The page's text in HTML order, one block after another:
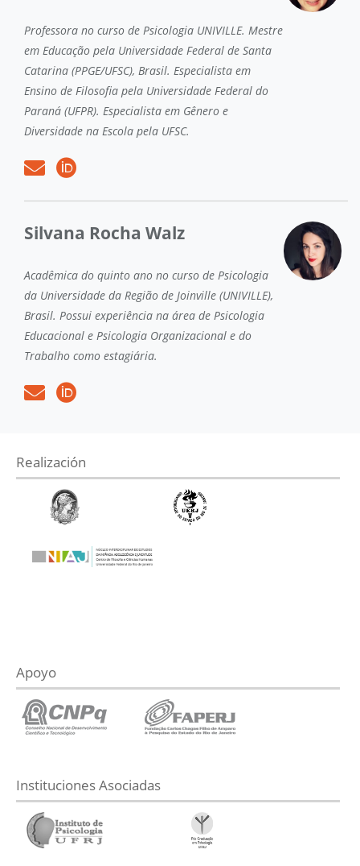
Professora no curso de Psicologia UNIVILLE. Mestre
em Educação pela Universidade Federal de Santa
Catarina (PPGE/UFSC), Brasil. Especialista em
Ensino de Filosofia pela Universidade Federal do
Paraná (UFPR). Especialista em Gênero e
Diversidade na Escola pela UFSC.
Silvana Rocha Walz
Acadêmica do quinto ano no curso de Psicologia
da Universidade da Região de Joinville (UNIVILLE),
Brasil. Possui experiência na área de Psicologia
Educacional e Psicologia Organizacional e do
Trabalho como estagiária.
Realización
Apoyo
Instituciones Asociadas